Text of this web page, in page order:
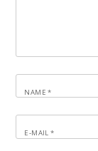
NAME*
E-MAIL*